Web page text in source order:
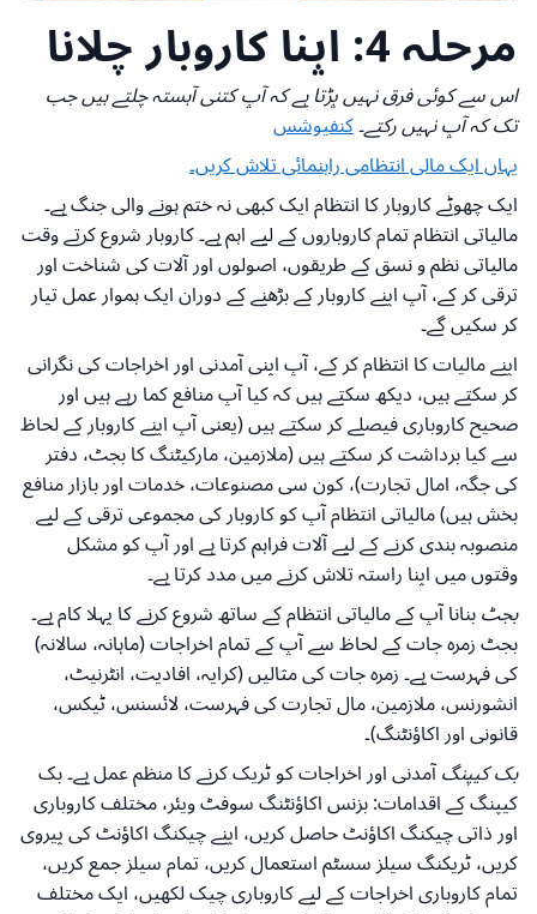
مرحلہ 4: اپنا کاروبار چلانا
اس سے کوئی فرق نہیں پڑتا ہے کہ آپ کتنی آہستہ چلتے ہیں جب
تک کہ آپ نہیں رکتے۔کنفیوشس
یہاں ایک مالی انتظامی راہنمائی تلاش کریں۔
ایک چھوٹے کاروبار کا انتظام ایک کبھی نہ ختم ہونے والی جنگ ہے۔
مالیاتی انتظام تمام کاروباروں کے لیے اہم ہے۔ کاروبار شروع کرتے وقت
مالیاتی نظم و نسق کے طریقوں، اصولوں اور آلات کی شناخت اور
ترقی کر کے، آپ اپنے کاروبار کے بڑھنے کے دوران ایک ہموار عمل تیار
کر سکیں گے۔
اپنے مالیات کا انتظام کر کے، آپ اپنی آمدنی اور اخراجات کی نگرانی
کر سکتے ہیں، دیکھ سکتے ہیں کہ کیا آپ منافع کما رہے ہیں اور
صحیح کاروباری فیصلے کر سکتے ہیں (یعنی آپ اپنے کاروبار کے لحاظ
سے کیا برداشت کر سکتے ہیں (ملازمین، مارکیٹنگ کا بجٹ، دفتر
کی جگہ، امال تجارت)، کون سی مصنوعات، خدمات اور بازار منافع
بخش ہیں) مالیاتی انتظام آپ کو کاروبار کی مجموعی ترقی کے لیے
منصوبہ بندی کرنے کے لیے آلات فراہم کرتا ہے اور آپ کو مشکل
وقتوں میں اپنا راستہ تلاش کرنے میں مدد کرتا ہے۔
بجٹبنانا آپ کے مالیاتی انتظام کے ساتھ شروع کرنے کا پہلا کام ہے۔
بجٹ زمرہ جات کے لحاظ سے آپ کے تمام اخراجات (ماہانہ، سالانہ)
کی فہرست ہے۔ زمرہ جات کی مثالیں (کرایہ، افادیت، انٹرنیٹ،
انشورنس، ملازمین، مال تجارت کی فہرست، لائسنس، ٹیکس،
قانونی اور اکاؤنٹنگ)۔
بک کیپنگآمدنی اور اخراجات کو ٹریک کرنے کا منظم عمل ہے۔ بک
کیپنگ کے اقدامات: بزنس اکاؤنٹنگ سوفٹ ویئر، مختلف کاروباری
اور ذاتی چیکنگ اکاؤنٹ حاصل کریں، اپنے چیکنگ اکاؤنٹ کی پیروی
کریں، ٹریکنگ سیلز سسٹم استعمال کریں، تمام سیلز جمع کریں،
تمام کاروباری اخراجات کے لیے کاروباری چیک لکھیں، ایک مختلف